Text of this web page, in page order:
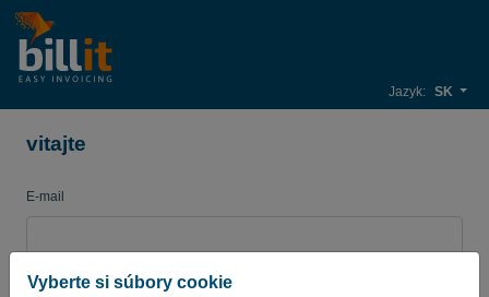
Vyberte si súbory cookie
Jazyk: SK
vitajte
E-mail
Heslo